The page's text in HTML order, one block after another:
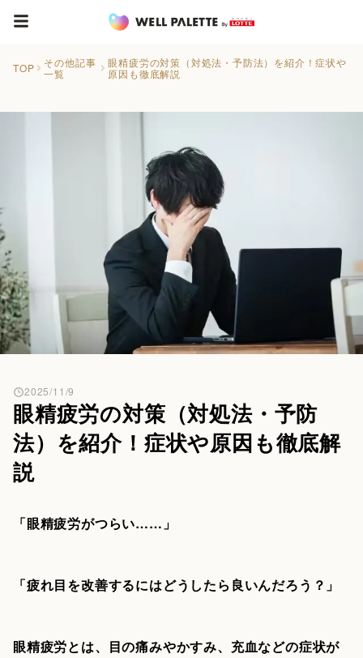
TOP
その他記事
一覧
眼精疲労の対策（対処法・予防法）を紹介！症状や
原因も徹底解説
眼精疲労の対策（対処法・予防
法）を紹介！症状や原因も徹底解
説
2025/11/9
「眼精疲労がつらい……」
「疲れ目を改善するにはどうしたら良いんだろう？」
眼精疲労とは、目の痛みやかすみ、充血などの症状が